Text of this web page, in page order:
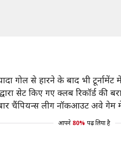
गोल से हारने के बाद भी
सेट किए गए क्लब रिकॉर्ड की
चैंपियन्स लीग नॉकआउट अवे गेम में
आपने 80% पढ़ लिया है